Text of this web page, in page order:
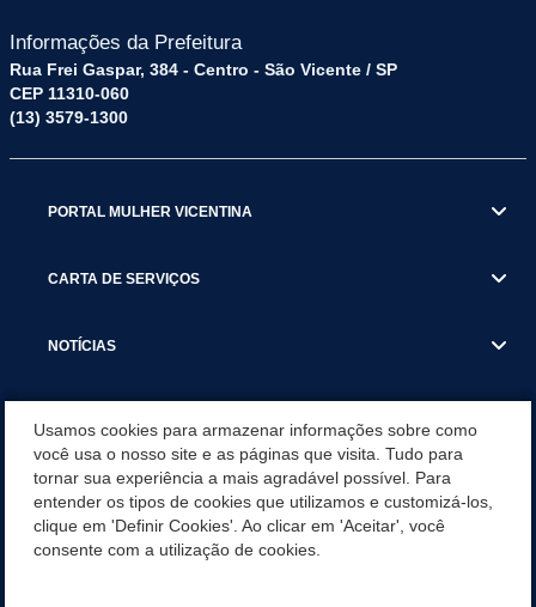
Informações da Prefeitura
Rua Frei Gaspar, 384 - Centro - São Vicente / SP
CEP 11310-060
(13) 3579-1300
PORTAL MULHER VICENTINA
CARTA DE SERVIÇOS
NOTÍCIAS
VISITE SÃO VICENTE
INSTITUCIONAL
Usamos cookies para armazenar informações sobre como
você usa o nosso site e as páginas que visita. Tudo para
tornar sua experiência a mais agradável possível. Para
entender os tipos de cookies que utilizamos e customizá-los,
clique em 'Definir Cookies'. Ao clicar em 'Aceitar', você
consente com a utilização de cookies.